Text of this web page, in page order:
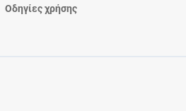
Οδηγίες χρήσης